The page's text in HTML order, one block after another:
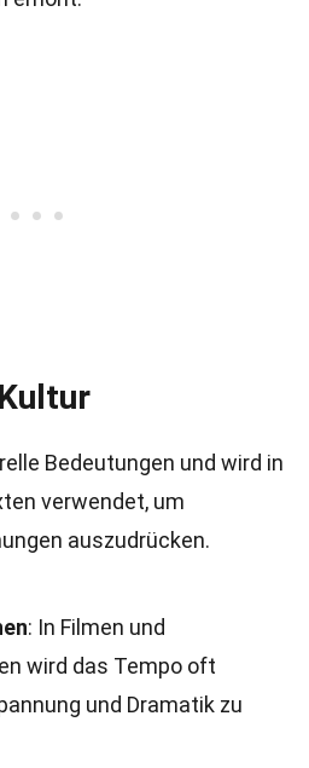
Bedeutungen und wird in
verwendet, um
auszudrücken.
: In Filmen und
wird das Tempo oft
und Dramatik zu